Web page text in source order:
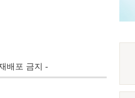
배포 금지 -